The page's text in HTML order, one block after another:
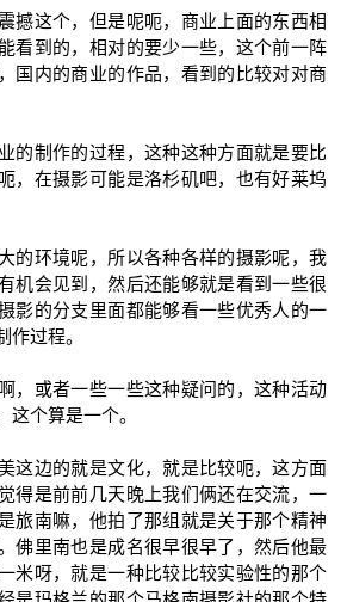
撼这个，但是呢呃，商业上面的东西相
看到的，相对的要少一些，这个前一阵
国内的商业的作品，看到的比较对对商
的制作的过程，这种这种方面就是要比
，在摄影可能是洛杉矶吧，也有好莱坞
的环境呢，所以各种各样的摄影呢，我
机会见到，然后还能够就是看到一些很
影的分支里面都能够看一些优秀人的一
作过程。
，或者一些一些这种疑问的，这种活动
这个算是一个。
这边的就是文化，就是比较呃，这方面
得是前前几天晚上我们俩还在交流，一
旅南嘛，他拍了那组就是关于那个精神
佛里南也是成名很早很早了，然后他最
米呀，就是一种比较比较实验性的那个